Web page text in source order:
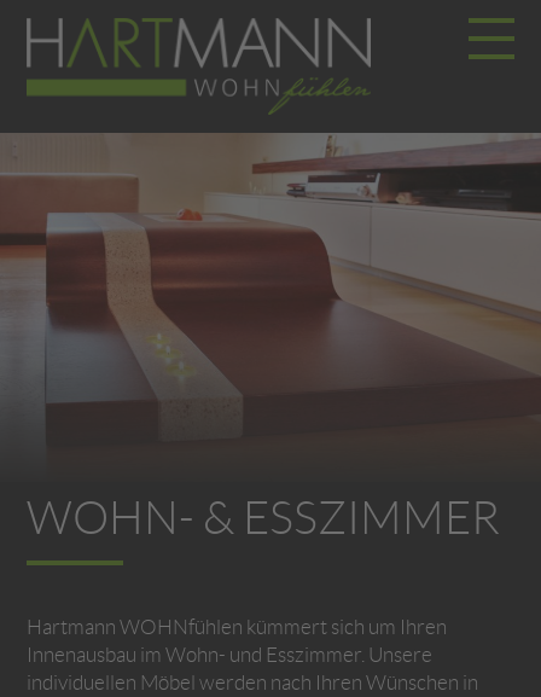
WOHN- & ESSZIMMER
Hartmann WOHNfühlen kümmert sich um Ihren
Innenausbau im Wohn- und Esszimmer. Unsere
individuellen Möbel werden nach Ihren Wünschen in